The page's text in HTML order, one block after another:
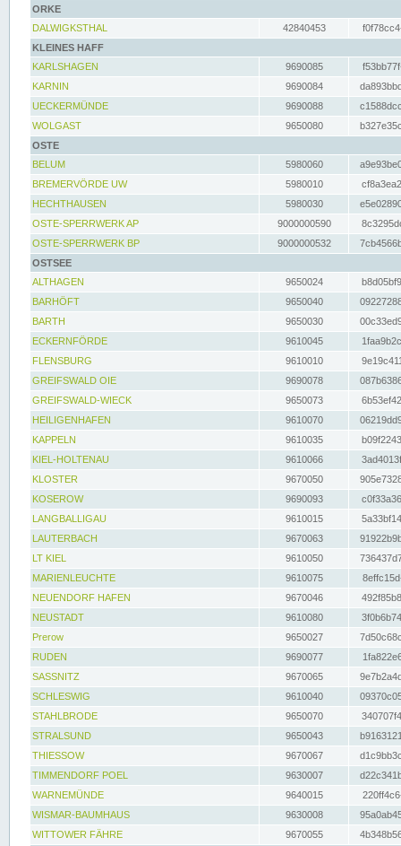
ORKE
DALWIGKSTHAL
42840453
KLEINES HAFF
KARLSHAGEN
9690085
KARNIN
9690084
UECKERMÜNDE
9690088
WOLGAST
9650080
OSTE
BELUM
5980060
BREMERVÖRDE UW
5980010
HECHTHAUSEN
5980030
OSTE-SPERRWERK AP
9000000590
OSTE-SPERRWERK BP
9000000532
OSTSEE
ALTHAGEN
9650024
BARHÖFT
9650040
BARTH
9650030
ECKERNFÖRDE
9610045
FLENSBURG
9610010
GREIFSWALD OIE
9690078
GREIFSWALD-WIECK
9650073
HEILIGENHAFEN
9610070
KAPPELN
9610035
KIEL-HOLTENAU
9610066
KLOSTER
9670050
KOSEROW
9690093
LANGBALLIGAU
9610015
LAUTERBACH
9670063
LT KIEL
9610050
MARIENLEUCHTE
9610075
NEUENDORF HAFEN
9670046
NEUSTADT
9610080
Prerow
9650027
RUDEN
9690077
SASSNITZ
9670065
SCHLESWIG
9610040
STAHLBRODE
9650070
STRALSUND
9650043
THIESSOW
9670067
TIMMENDORF POEL
9630007
WARNEMÜNDE
9640015
WISMAR-BAUMHAUS
9630008
WITTOWER FÄHRE
9670055